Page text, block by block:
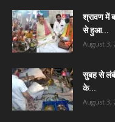
श्रावण में
से हुआ...
August 3,
सुबह से
के...
August 3,